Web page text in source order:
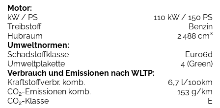
Motor:
kW / PS
110 kW / 150 PS
Treibstoff
Benzin
Hubraum
2.488 cm³
Umweltnormen:
Schadstoffklasse
Euro6d
Umweltplakette
4 (Green)
Verbrauch und Emissionen nach WLTP:
Kraftstoffverbr. komb.
6,7 l/100km
CO2-Emissionen komb.
153 g/km
CO2-Klasse
E